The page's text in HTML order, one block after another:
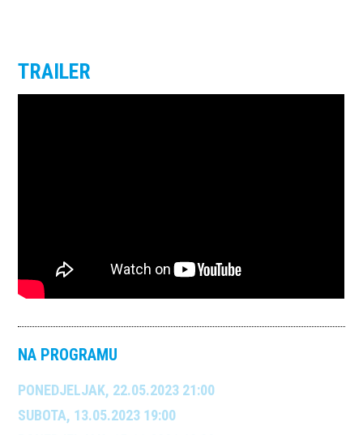
TRAILER
NA PROGRAMU
PONEDJELJAK, 22.05.2023 21:00
SUBOTA, 13.05.2023 19:00